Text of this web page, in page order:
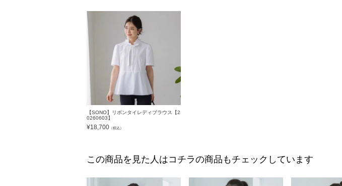
【SONO】リボンタイレディブラウス【2
0260603】
¥18,700 （税込）
この商品を見た人はコチラの商品もチェックしています